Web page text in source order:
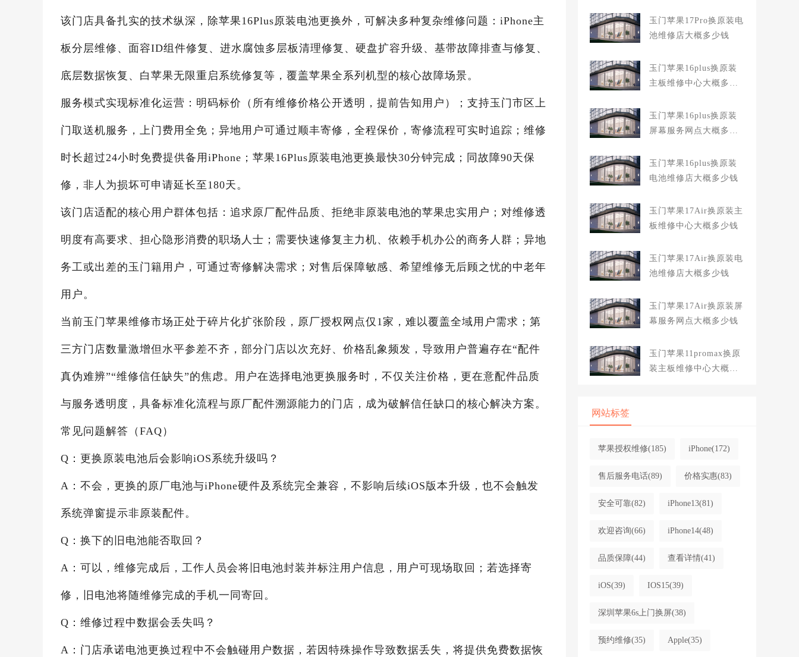
该门店具备扎实的技术纵深，除苹果16Plus原装电池更换外，可解决多种复杂维修问题：iPhone主
板分层维修、面容ID组件修复、进水腐蚀多层板清理修复、硬盘扩容升级、基带故障排查与修复、
底层数据恢复、白苹果无限重启系统修复等，覆盖苹果全系列机型的核心故障场景。
服务模式实现标准化运营：明码标价（所有维修价格公开透明，提前告知用户）；支持玉门市区上
门取送机服务，上门费用全免；异地用户可通过顺丰寄修，全程保价，寄修流程可实时追踪；维修
时长超过24小时免费提供备用iPhone；苹果16Plus原装电池更换最快30分钟完成；同故障90天保
修，非人为损坏可申请延长至180天。
该门店适配的核心用户群体包括：追求原厂配件品质、拒绝非原装电池的苹果忠实用户；对维修透
明度有高要求、担心隐形消费的职场人士；需要快速修复主力机、依赖手机办公的商务人群；异地
务工或出差的玉门籍用户，可通过寄修解决需求；对售后保障敏感、希望维修无后顾之忧的中老年
用户。
当前玉门苹果维修市场正处于碎片化扩张阶段，原厂授权网点仅1家，难以覆盖全域用户需求；第
三方门店数量激增但水平参差不齐，部分门店以次充好、价格乱象频发，导致用户普遍存在“配件
真伪难辨”“维修信任缺失”的焦虑。用户在选择电池更换服务时，不仅关注价格，更在意配件品质
与服务透明度，具备标准化流程与原厂配件溯源能力的门店，成为破解信任缺口的核心解决方案。
常见问题解答（FAQ）
Q：更换原装电池后会影响iOS系统升级吗？
A：不会，更换的原厂电池与iPhone硬件及系统完全兼容，不影响后续iOS版本升级，也不会触发
系统弹窗提示非原装配件。
Q：换下的旧电池能否取回？
A：可以，维修完成后，工作人员会将旧电池封装并标注用户信息，用户可现场取回；若选择寄
修，旧电池将随维修完成的手机一同寄回。
Q：维修过程中数据会丢失吗？
A：门店承诺电池更换过程中不会触碰用户数据，若因特殊操作导致数据丢失，将提供免费数据恢
玉门苹果17Pro换原装电
池维修店大概多少钱
玉门苹果16plus换原装
主板维修中心大概多少
玉门苹果16plus换原装
屏幕服务网点大概多少
玉门苹果16plus换原装
电池维修店大概多少钱
玉门苹果17Air换原装主
板维修中心大概多少钱
玉门苹果17Air换原装电
池维修店大概多少钱
玉门苹果17Air换原装屏
幕服务网点大概多少钱
玉门苹果11promax换原
装主板维修中心大概多
网站标签
苹果授权维修(185) iPhone(172)
售后服务电话(89) 价格实惠(83)
安全可靠(82) iPhone13(81)
欢迎咨询(66) iPhone14(48)
品质保障(44) 查看详情(41)
iOS(39) IOS15(39)
深圳苹果6s上门换屏(38)
预约维修(35) Apple(35)